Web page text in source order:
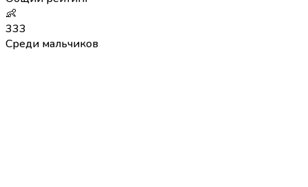
👶
333
Среди мальчиков